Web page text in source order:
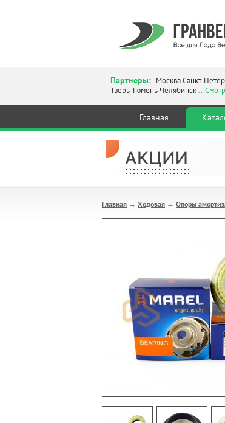
Партнеры: МоскваСанкт-
ТверьТюмень Челябинск
Главная
Главная → Ходовая → Опоры